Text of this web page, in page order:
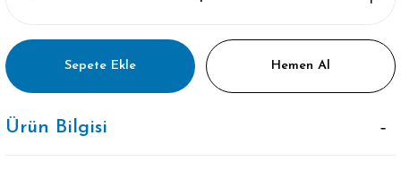
Sepete Ekle Hemen Al
Ürün Bilgisi